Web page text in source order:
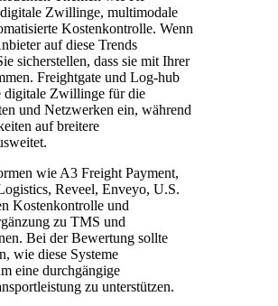
digitale Zwillinge, multimodale
Kostenkontrolle. Wenn
auf diese Trends
sicherstellen, dass sie mit Ihrer
Freightgate und Log-hub
digitale Zwillinge für die
und Netzwerken ein, während
auf breitere
wie A3 Freight Payment,
Reveel, Enveyo, U.S.
Kostenkontrolle und
zu TMS und
Bei der Bewertung sollte
wie diese Systeme
eine durchgängige
zu unterstützen.